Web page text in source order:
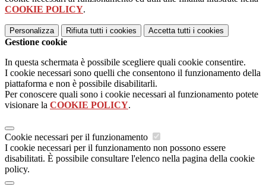
COOKIE POLICY.
Personalizza Rifiuta tutti i cookies Accetta tutti i cookies
Gestione cookie
In questa schermata è possibile scegliere quali cookie consentire.
I cookie necessari sono quelli che consentono il funzionamento della
piattaforma e non è possibile disabilitarli.
Per conoscere quali sono i cookie necessari al funzionamento potete
visionare la COOKIE POLICY.
Cookie necessari per il funzionamento
I cookie necessari per il funzionamento non possono essere
disabilitati. È possibile consultare l'elenco nella pagina della cookie
policy.